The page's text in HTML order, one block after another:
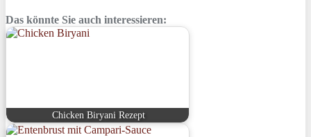
Das könnte Sie auch interessieren:
Chicken Biryani Rezept